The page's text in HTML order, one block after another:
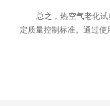
总之，热空气老化试验
定质量控制标准。通过